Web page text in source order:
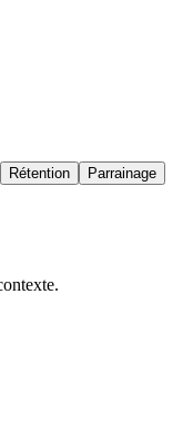
Rétention
Parrainage